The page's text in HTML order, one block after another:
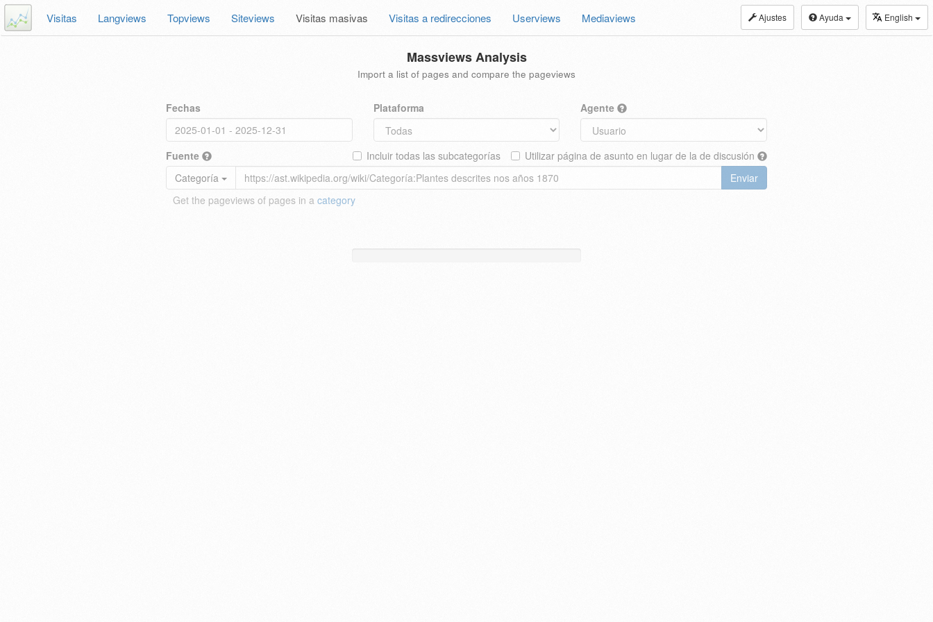
Ajustes Ayuda English
Visitas Langviews Topviews Siteviews Visitas masivas Visitas a redirecciones Userviews Mediaviews
Massviews Analysis
Import a list of pages and compare the pageviews
Fechas Plataforma Agente
Fuente Utilizar página de asunto en lugar de la de discusión
Incluir todas las subcategorías
Categoría
Enviar
Get the pageviews of pages in a category